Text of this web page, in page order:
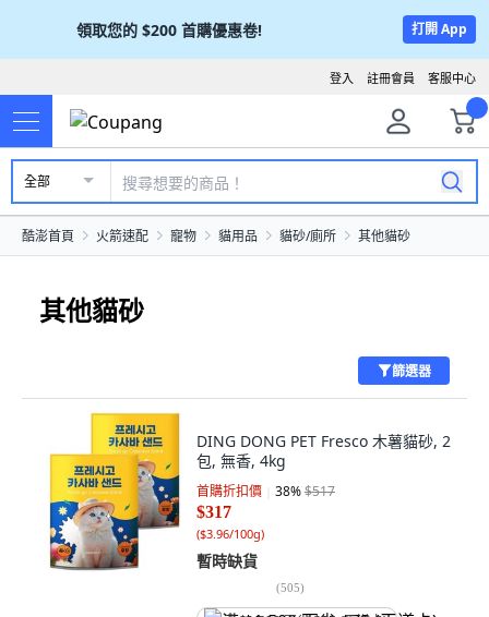
領取您的 $200 首購優惠卷! 打開 App
客服中心
註冊會員
登入
全部
酷澎首頁 火箭速配 寵物 貓用品 貓砂/廁所 其他貓砂
其他貓砂
篩選器
DING DONG PET Fresco 木薯貓砂, 2
包, 無香, 4kg
首購折扣價 38%$517
$317
($3.96/100g)
暫時缺貨
(505)